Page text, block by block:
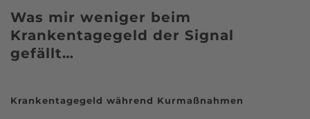
Was mir weniger beim
Krankentagegeld der Signal
gefällt…
Krankentagegeld während Kurmaßnahmen